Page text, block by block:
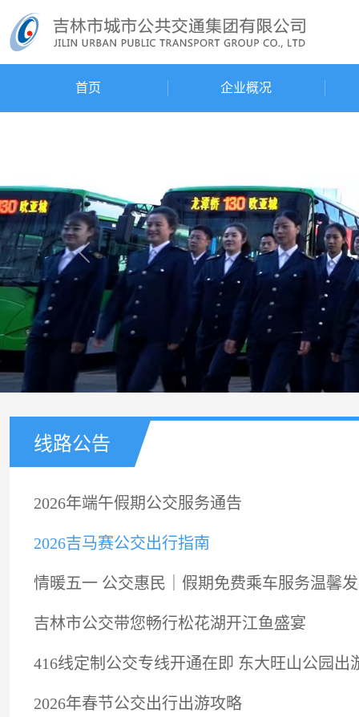
首页 企业概况
Previous
线路公告
2026年端午假期公交服务通告
2026吉马赛公交出行指南
情暖五一 公交惠民｜假期免费乘车服务温馨
吉林市公交带您畅行松花湖开江鱼盛宴
416线定制公交专线开通在即 东大旺山公园出
2026年春节公交出行出游攻略